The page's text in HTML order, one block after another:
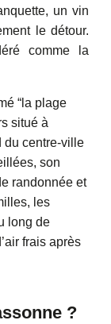
un vin
le détour.
comme la
“la plage
situé à
du centre-ville
son
randonnée et
les
long de
frais après
?